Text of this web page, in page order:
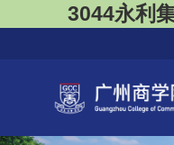
3044永利